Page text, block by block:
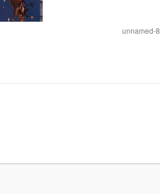
unnamed-8